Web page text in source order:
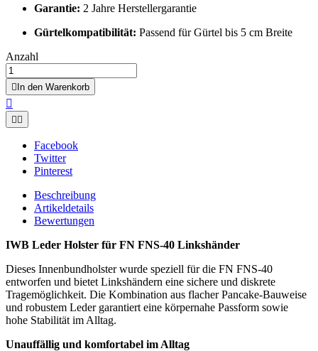
Garantie: 2 Jahre Herstellergarantie
Gürtelkompatibilität: Passend für Gürtel bis 5 cm Breite
Anzahl
In den Warenkorb


Facebook
Twitter
Pinterest
Beschreibung
Artikeldetails
Bewertungen
IWB Leder Holster für FN FNS-40 Linkshänder
Dieses Innenbundholster wurde speziell für die FN FNS-40
entworfen und bietet Linkshändern eine sichere und diskrete
Tragemöglichkeit. Die Kombination aus flacher Pancake-Bauweise
und robustem Leder garantiert eine körpernahe Passform sowie
hohe Stabilität im Alltag.
Unauffällig und komfortabel im Alltag